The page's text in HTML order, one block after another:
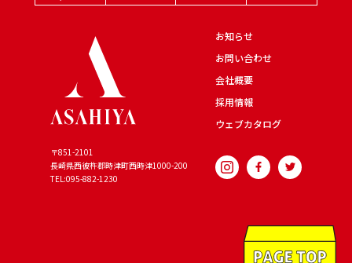
〒851-2101
長崎県西彼杵郡時津町西時津1000-200
TEL:095-882-1230
お知らせ
お問い合わせ
会社概要
採用情報
ウェブカタログ